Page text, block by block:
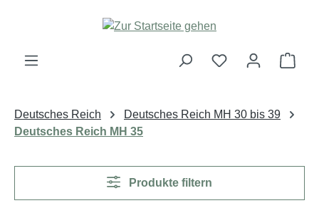
Zum Hauptinhalt springen
Deutsches Reich
Deutsches Reich MH 30 bis 39
Deutsches Reich MH 35
Produkte filtern